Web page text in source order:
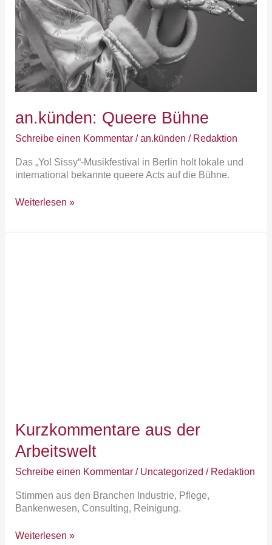
an.künden: Queere Bühne
Schreibe einen Kommentar /an.künden / Redaktion
Das „Yo! Sissy“-Musikfestival in Berlin holt lokale und
international bekannte queere Acts auf die Bühne.
Weiterlesen »
Kurzkommentare aus der
Arbeitswelt
Schreibe einen Kommentar / Uncategorized / Redaktion
Stimmen aus den Branchen Industrie, Pflege,
Bankenwesen, Consulting, Reinigung.
Weiterlesen »